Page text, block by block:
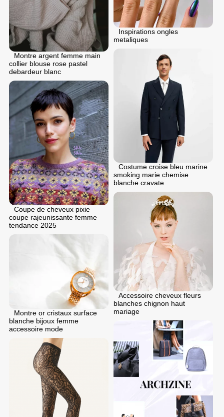
Montre argent femme main
collier blouse rose pastel
debardeur blanc
Inspirations ongles
metaliques
Costume croise bleu marine
smoking marie chemise
blanche cravate
Coupe de cheveux pixie
coupe rajeunissante femme
tendance 2025
Accessoire cheveux fleurs
blanches chignon haut
mariage
Montre or cristaux surface
blanche bijoux femme
accessoire mode